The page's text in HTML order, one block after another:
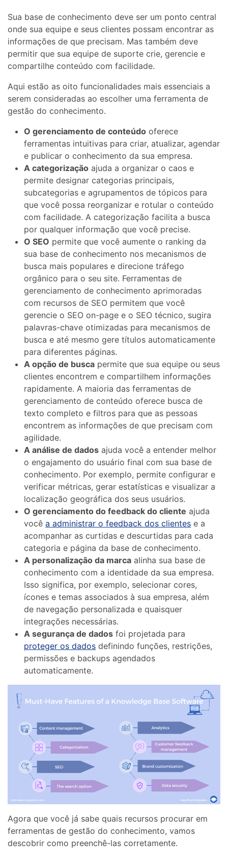
Sua base de conhecimento deve ser um ponto central
onde sua equipe e seus clientes possam encontrar as
informações de que precisam. Mas também deve
permitir que sua equipe de suporte crie, gerencie e
compartilhe conteúdo com facilidade.
Aqui estão as oito funcionalidades mais essenciais a
serem consideradas ao escolher uma ferramenta de
gestão do conhecimento.
O gerenciamento de conteúdo oferece
ferramentas intuitivas para criar, atualizar, agendar
e publicar o conhecimento da sua empresa.
A categorização ajuda a organizar o caos e
permite designar categorias principais,
subcategorias e agrupamentos de tópicos para
que você possa reorganizar e rotular o conteúdo
com facilidade. A categorização facilita a busca
por qualquer informação que você precise.
O SEO permite que você aumente o ranking da
sua base de conhecimento nos mecanismos de
busca mais populares e direcione tráfego
orgânico para o seu site. Ferramentas de
gerenciamento de conhecimento aprimoradas
com recursos de SEO permitem que você
gerencie o SEO on-page e o SEO técnico, sugira
palavras-chave otimizadas para mecanismos de
busca e até mesmo gere títulos automaticamente
para diferentes páginas.
A opção de busca permite que sua equipe ou seus
clientes encontrem e compartilhem informações
rapidamente. A maioria das ferramentas de
gerenciamento de conteúdo oferece busca de
texto completo e filtros para que as pessoas
encontrem as informações de que precisam com
agilidade.
A análise de dados ajuda você a entender melhor
o engajamento do usuário final com sua base de
conhecimento. Por exemplo, permite configurar e
verificar métricas, gerar estatísticas e visualizar a
localização geográfica dos seus usuários.
O gerenciamento do feedback do cliente ajuda
vocêa administrar o feedback dos clientes e a
acompanhar as curtidas e descurtidas para cada
categoria e página da base de conhecimento.
A personalização da marca alinha sua base de
conhecimento com a identidade da sua empresa.
Isso significa, por exemplo, selecionar cores,
ícones e temas associados à sua empresa, além
de navegação personalizada e quaisquer
integrações necessárias.
A segurança de dados foi projetada para
proteger os dados definindo funções, restrições,
permissões e backups agendados
automaticamente.
Agora que você já sabe quais recursos procurar em
ferramentas de gestão do conhecimento, vamos
descobrir como preenchê-las corretamente.